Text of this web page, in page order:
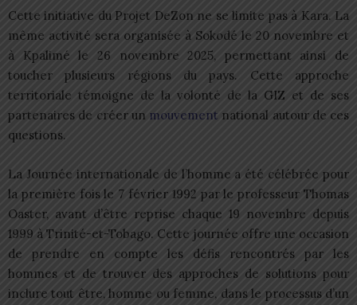
Cette initiative du Projet DeZon ne se limite pas à Kara. La
même activité sera organisée à Sokodé le 20 novembre et
à Kpalimé le 26 novembre 2025, permettant ainsi de
toucher plusieurs régions du pays. Cette approche
territoriale témoigne de la volonté de la GIZ et de ses
partenaires de créer un mouvement national autour de ces
questions.
La Journée internationale de l’homme a été célébrée pour
la première fois le 7 février 1992 par le professeur Thomas
Oaster, avant d’être reprise chaque 19 novembre depuis
1999 à Trinité-et-Tobago. Cette journée offre une occasion
de prendre en compte les défis rencontrés par les
hommes et de trouver des approches de solutions pour
inclure tout être, homme ou femme, dans le processus d’un